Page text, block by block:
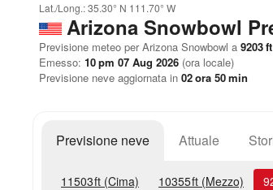
Lat./Long.:35.30° N 111.70° W
Arizona Snowbowl
Previsione meteo per Arizona Snowbowl a 9203ft
Emesso: 10 pm 07 Aug 2026 (ora locale)
Previsione neve aggiornata in 02ora 50min
Previsione neve Attuale
11503ft (Cima) 10355ft (Mezzo)